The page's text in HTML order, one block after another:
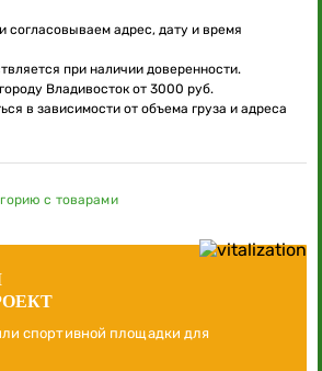
адрес, дату и время
при наличии доверенности.
Владивосток от 3000 руб.
в зависимости от объема груза и адреса
с товарами
спортивной площадки для